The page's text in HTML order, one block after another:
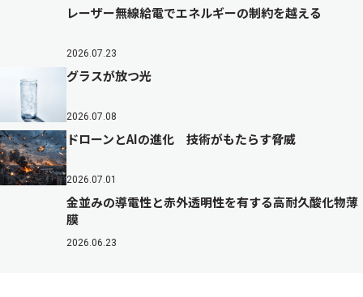
レーザー無線給電でエネルギーの制約を越える
2026.07.23
グラスが放つ光
2026.07.08
ドローンとAIの進化 技術がもたらす脅威
2026.07.01
金並みの導電性と赤外透明性を有する高耐久酸化物薄
膜
2026.06.23